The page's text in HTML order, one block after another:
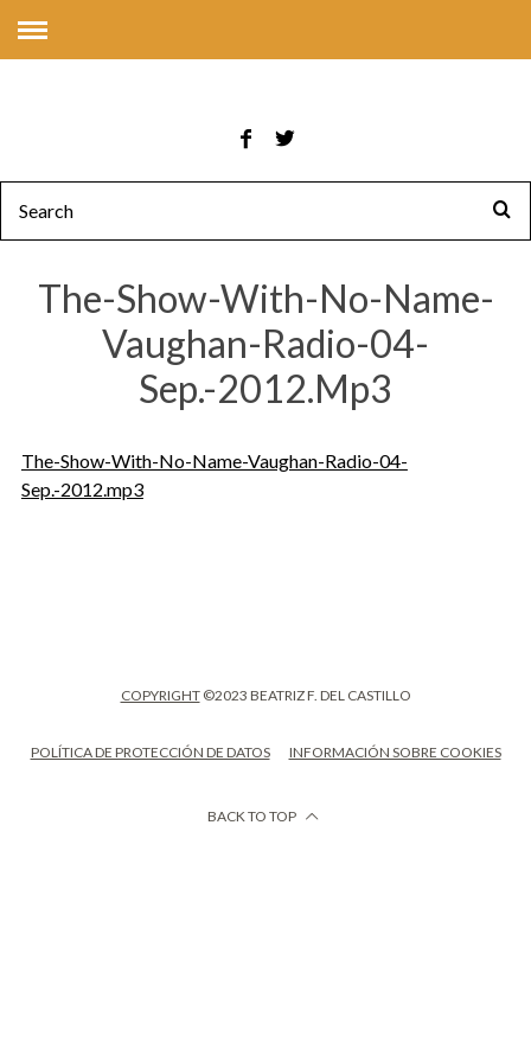
The-Show-With-No-Name-
Vaughan-Radio-04-
Sep.-2012.mp3
The-Show-With-No-Name-Vaughan-Radio-04-
Sep.-2012.mp3
COPYRIGHT©2023 BEATRIZ F. DEL CASTILLO
POLÍTICA DE PROTECCIÓN DE DATOS INFORMACIÓN SOBRE COOKIES
BACK TO TOP